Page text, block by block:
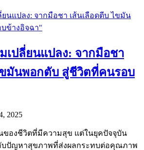
เปลี่ยนแปลง: จากมือชา
ขมันพอกตับ สู่ชีวิตที่คนรอบ
2025
ของชีวิตที่มีความสุข แต่ในยุคปัจจุบัน
บปัญหาสุขภาพที่ส่งผลกระทบต่อคุณภาพ